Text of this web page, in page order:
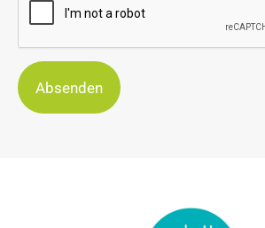
Absenden